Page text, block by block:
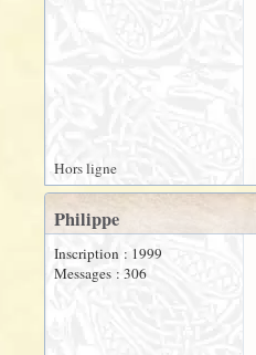
Hors ligne
Philippe
Inscription : 1999
Messages : 306